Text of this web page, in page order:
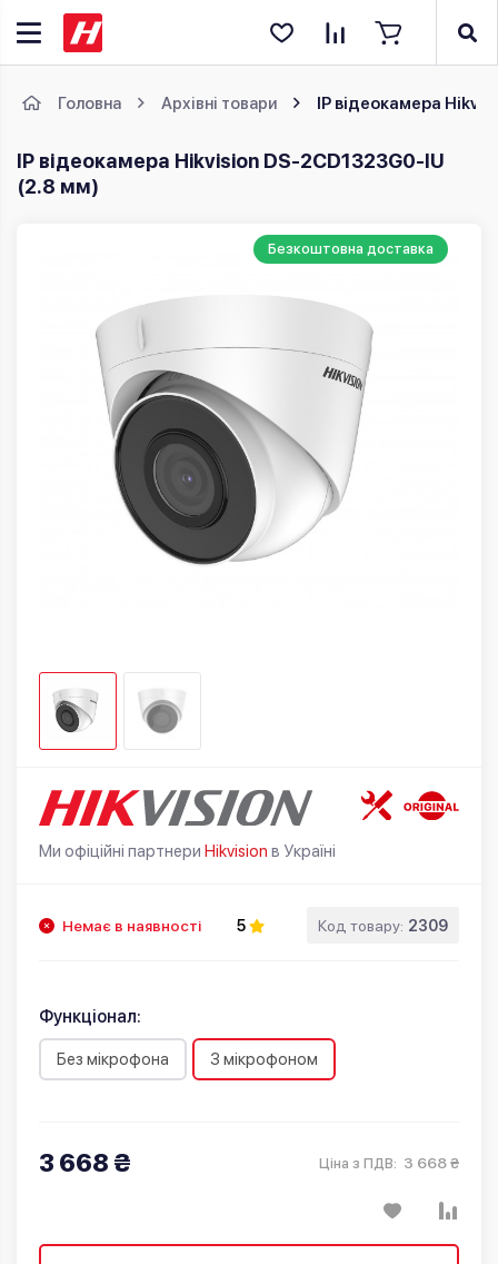
Головна Архівні товари IP відеокамера
IP відеокамера Hikvision DS-2CD1323G0-IU
(2.8 мм)
Безкоштовна доставка
Ми офіційні партнери Hikvision в Україні
Немає в наявності 5 Код товару: 2309
Функціонал:
Без мікрофона З мікрофоном
3 668 ₴ Ціна з ПДВ: 3 668 ₴